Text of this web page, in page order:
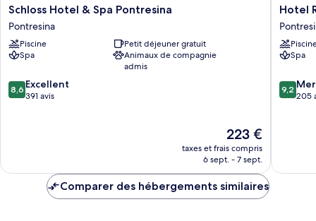
Schloss
Hotel
&
Spa
Pontresina
Schloss Hotel & Spa Pontresina
Pontresina
Piscine
Petit déjeuner gratuit
Spa
Animaux de compagnie
admis
8.6
sur
8,6 Excellent
391 avis
Le
nouveau
prix
de
223 €
taxes et frais compris
6 sept. - 7 sept.
Hotel
-
Hotel
Spa
9.2
sur
9,2
205
Comparer des hébergements similaires